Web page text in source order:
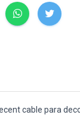
cable para